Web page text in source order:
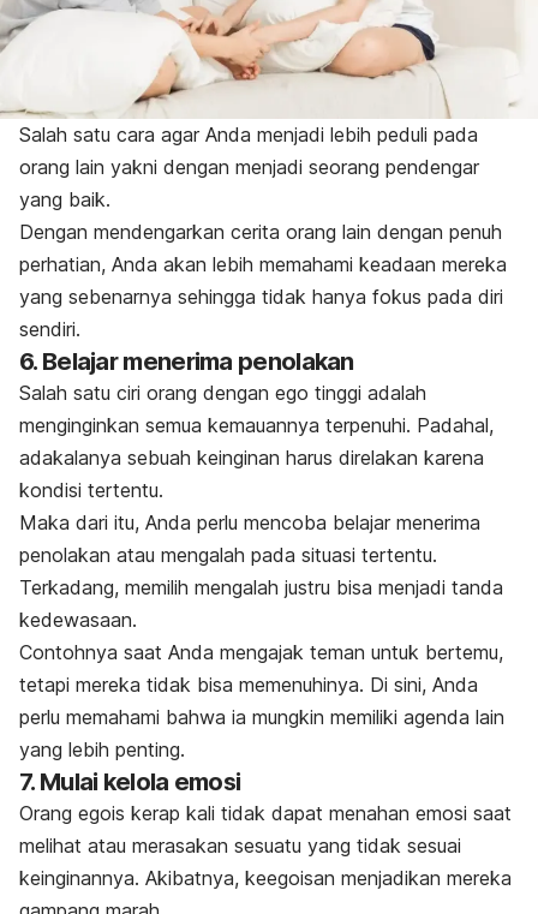
Salah satu cara agar Anda menjadi lebih peduli pada
orang lain yakni dengan menjadi seorang pendengar
yang baik.
Dengan mendengarkan cerita orang lain dengan penuh
perhatian, Anda akan lebih memahami keadaan mereka
yang sebenarnya sehingga tidak hanya fokus pada diri
sendiri.
6. Belajar menerima penolakan
Salah satu ciri orang dengan ego tinggi adalah
menginginkan semua kemauannya terpenuhi. Padahal,
adakalanya sebuah keinginan harus direlakan karena
kondisi tertentu.
Maka dari itu, Anda perlu mencoba belajar menerima
penolakan atau mengalah pada situasi tertentu.
Terkadang, memilih mengalah justru bisa menjadi tanda
kedewasaan.
Contohnya saat Anda mengajak teman untuk bertemu,
tetapi mereka tidak bisa memenuhinya. Di sini, Anda
perlu memahami bahwa ia mungkin memiliki agenda lain
yang lebih penting.
7. Mulai kelola emosi
Orang egois kerap kali tidak dapat menahan emosi saat
melihat atau merasakan sesuatu yang tidak sesuai
keinginannya. Akibatnya, keegoisan menjadikan mereka